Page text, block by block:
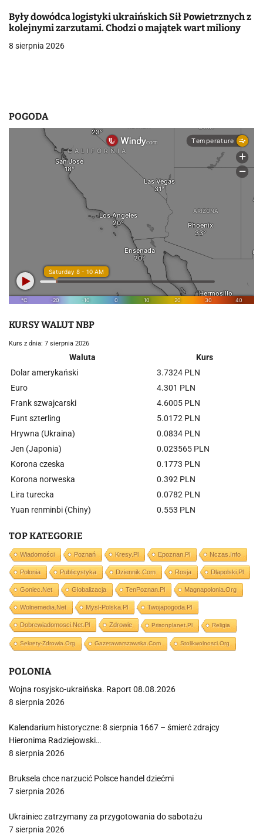
u
Były dowódca logistyki ukraińskich Sił Powietrznych z
kolejnymi zarzutami. Chodzi o majątek wart miliony
8 sierpnia 2026
POGODA
KURSY WALUT NBP
Kurs z dnia: 7 sierpnia 2026
Waluta
Kurs
Dolar amerykański
3.7324 PLN
Euro
4.301 PLN
Frank szwajcarski
4.6005 PLN
Funt szterling
5.0172 PLN
Hrywna (Ukraina)
0.0834 PLN
Jen (Japonia)
0.023565 PLN
Korona czeska
0.1773 PLN
Korona norweska
0.392 PLN
Lira turecka
0.0782 PLN
Yuan renminbi (Chiny)
0.553 PLN
TOP KATEGORIE
Wiadomości Poznań Kresy.pl Epoznan.pl Nczas.info
Polonia Publicystyka Dziennik.com Rosja Dlapolski.pl
Goniec.net Globalizacja TenPoznan.pl Magnapolonia.org
Wolnemedia.net Mysl-Polska.pl Twojapogoda.pl
Dobrewiadomosci.net.pl Zdrowie Prisonplanet.pl Religia
Sekrety-Zdrowia.org Gazetawarszawska.com Stolikwolnosci.org
POLONIA
Wojna rosyjsko-ukraińska. Raport 08.08.2026
8 sierpnia 2026
Kalendarium historyczne: 8 sierpnia 1667 – śmierć zdrajcy
Hieronima Radziejowski…
8 sierpnia 2026
Bruksela chce narzucić Polsce handel dziećmi
7 sierpnia 2026
Ukrainiec zatrzymany za przygotowania do sabotażu
7 sierpnia 2026